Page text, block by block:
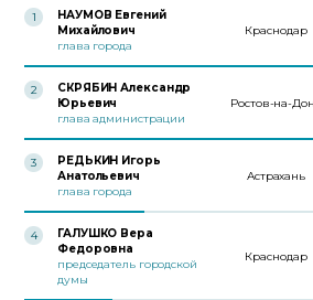
1
НАУМОВ Евгений
Михайлович
глава города
Краснодар
2
СКРЯБИН Александр
Юрьевич
глава администрации
Ростов-на-
3
РЕДЬКИН Игорь
Анатольевич
глава города
Астрахань
4
ГАЛУШКО Вера
Федоровна
председатель городской
думы
Краснодар